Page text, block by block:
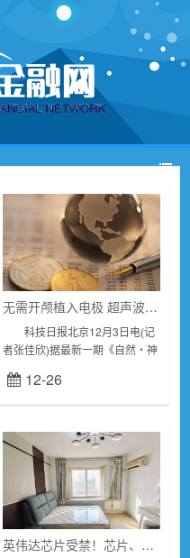
无需开颅植入电极 超声波技术实现无创“读脑”
科技日报北京12月3日电(记
者张佳欣)据最新一期《自然・神
证实，美国加州理工学院研究人
员开发的功能性超声(FUS)...
12-26
英伟达芯片受禁！芯片、算力概念爆发，寒武纪“20cm”涨停 景嘉微等大涨